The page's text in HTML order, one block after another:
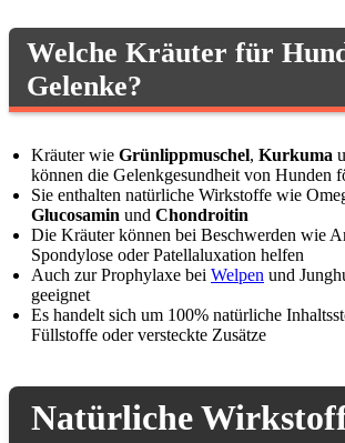
Welche Kräuter für
Gelenke?
Kräuter wie Grünlippmuschel, Kurkuma
können die Gelenkgesundheit von Hunden
Sie enthalten natürliche Wirkstoffe wie
Glucosamin und Chondroitin
Die Kräuter können bei Beschwerden wie
Spondylose oder Patellaluxation helfen
Auch zur Prophylaxe bei Welpen und
geeignet
Es handelt sich um 100% natürliche
Füllstoffe oder versteckte Zusätze
Natürliche